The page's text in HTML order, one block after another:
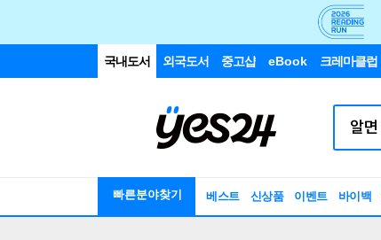
국내도서 외국도서 중고샵 eBook 크레마클럽
빠른분야찾기 베스트 신상품 이벤트 바이백